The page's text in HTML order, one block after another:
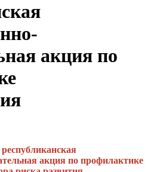
акция по
акция по профилактике